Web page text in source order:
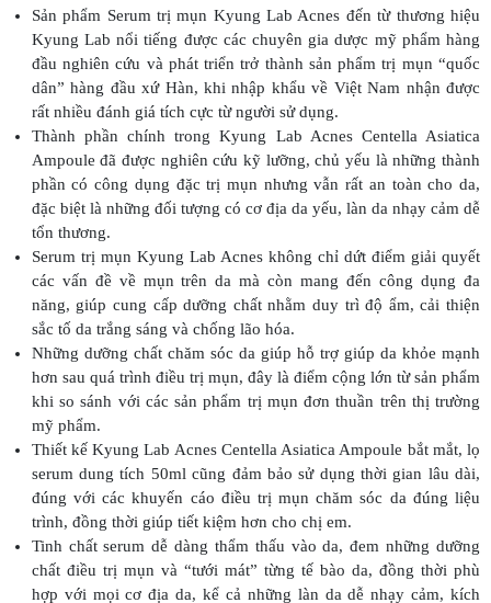
Sản phẩm Serum trị mụn Kyung Lab Acnes đến từ thương hiệu
Kyung Lab nổi tiếng được các chuyên gia dược mỹ phẩm hàng
đầu nghiên cứu và phát triển trở thành sản phẩm trị mụn “quốc
dân” hàng đầu xứ Hàn, khi nhập khẩu về Việt Nam nhận được
rất nhiều đánh giá tích cực từ người sử dụng.
Thành phần chính trong Kyung Lab Acnes Centella Asiatica
Ampoule đã được nghiên cứu kỹ lưỡng, chủ yếu là những thành
phần có công dụng đặc trị mụn nhưng vẫn rất an toàn cho da,
đặc biệt là những đối tượng có cơ địa da yếu, làn da nhạy cảm dễ
tổn thương.
Serum trị mụn Kyung Lab Acnes không chỉ dứt điểm giải quyết
các vấn đề về mụn trên da mà còn mang đến công dụng đa
năng, giúp cung cấp dưỡng chất nhằm duy trì độ ẩm, cải thiện
sắc tố da trắng sáng và chống lão hóa.
Những dưỡng chất chăm sóc da giúp hỗ trợ giúp da khỏe mạnh
hơn sau quá trình điều trị mụn, đây là điểm cộng lớn từ sản phẩm
khi so sánh với các sản phẩm trị mụn đơn thuần trên thị trường
mỹ phẩm.
Thiết kế Kyung Lab Acnes Centella Asiatica Ampoule bắt mắt, lọ
serum dung tích 50ml cũng đảm bảo sử dụng thời gian lâu dài,
đúng với các khuyến cáo điều trị mụn chăm sóc da đúng liệu
trình, đồng thời giúp tiết kiệm hơn cho chị em.
Tinh chất serum dễ dàng thẩm thấu vào da, đem những dưỡng
chất điều trị mụn và “tưới mát” từng tế bào da, đồng thời phù
hợp với mọi cơ địa da, kể cả những làn da dễ nhạy cảm, kích